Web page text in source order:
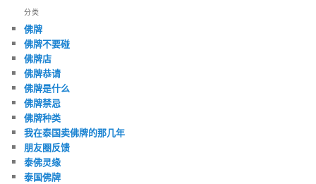
分类
佛牌
佛牌不要碰
佛牌店
佛牌恭请
佛牌是什么
佛牌禁忌
佛牌种类
我在泰国卖佛牌的那几年
朋友圈反馈
泰佛灵缘
泰国佛牌